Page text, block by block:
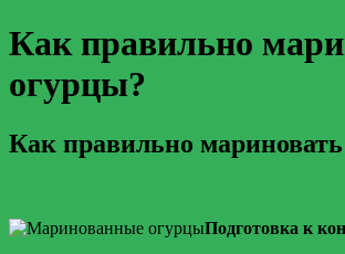
Как правильно
огурцы?
Как правильно
Подготовка к